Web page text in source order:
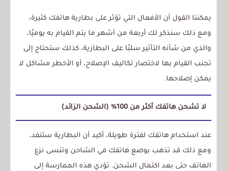
يمكننا القول أن الأفعال التي تؤثر على بطارية هاتفك كثيرة،
ومع ذلك سنذكر لك أربعة من أشهر ما يتم القيام به يوميًا،
والذي من شأنه التأثير سلبًا على البطارية، كذلك ستحتاج إلى
تجنب القيام بها لاختصار تكاليف الإصلاح، أو الأخطر مشاكل لا
يمكن إصلاحها.
لا تشحن هاتفك أكثر من 100% (الشحن الزائد)
عند استخدام هاتفك لفترة طويلة، أكيد أن البطارية ستنفد،
ومع ذلك قد تذهب بوضع هاتفك في الشاحن وتنسى نزع
الهاتف حتى بعد اكتمال الشحن. تؤدي هذه الممارسة إلى